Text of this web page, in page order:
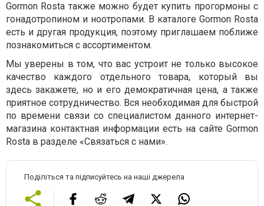
Gormon Rosta также можно будет купить прогормоны с
гонадотропином и ноотропами. В каталоге Gormon Rosta
есть и другая продукция, поэтому приглашаем поближе
познакомиться с ассортиментом.
Мы уверены в том, что вас устроит не только высокое
качество каждого отдельного товара, который вы
здесь закажете, но и его демократичная цена, а также
приятное сотрудничество. Вся необходимая для быстрой
по времени связи со специалистом данного интернет-
магазина контактная информации есть на сайте Gormon
Rosta в разделе «Связаться с нами».
Поділіться та підписуйтесь на наші джерела